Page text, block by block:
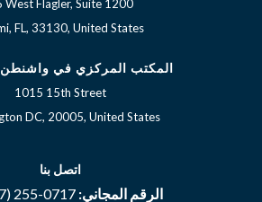
West Flagler, Suite 1200
FL, 33130, United States
المكتب المركزي في واشنطن
1015 15th Street
DC, 20005, United States
اتصل بنا
الرقم المجاني: 255-0717